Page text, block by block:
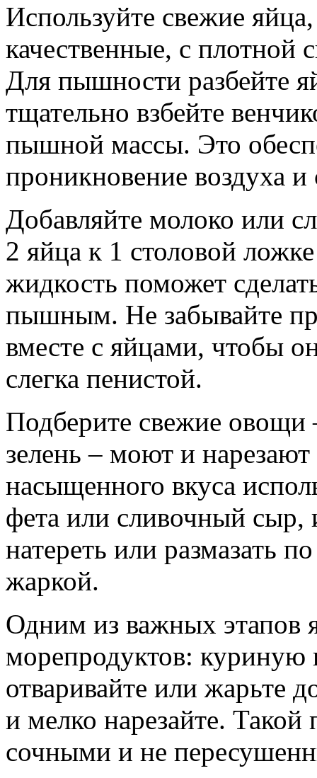
Используйте свежие
качественные, с плотной
Для пышности разбейте
тщательно взбейте
пышной массы. Это
проникновение воздуха
Добавляйте молоко или
2 яйца к 1 столовой
жидкость поможет
пышным. Не забывайте
вместе с яйцами, чтобы
слегка пенистой.
Подберите свежие овощи
зелень – моют и
насыщенного вкуса
фета или сливочный сыр,
натереть или размазать
жаркой.
Одним из важных этапов
морепродуктов: куриную
отваривайте или жарьте
и мелко нарезайте. Такой
сочными и не